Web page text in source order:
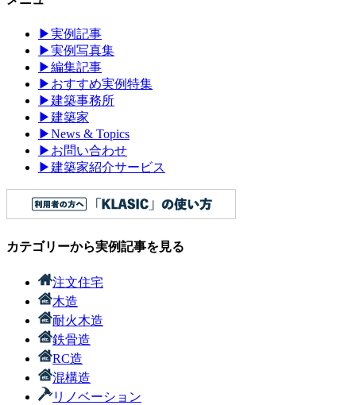
▶実例記事
▶実例写真集
▶編集記事
▶ おすすめ実例特集
▶建築事務所
▶建築家
▶News & Topics
▶ お問い合わせ
▶建築家紹介サービス
カテゴリーから実例記事を見る
注文住宅
木造
耐火木造
鉄骨造
RC造
混構造
リノベーション